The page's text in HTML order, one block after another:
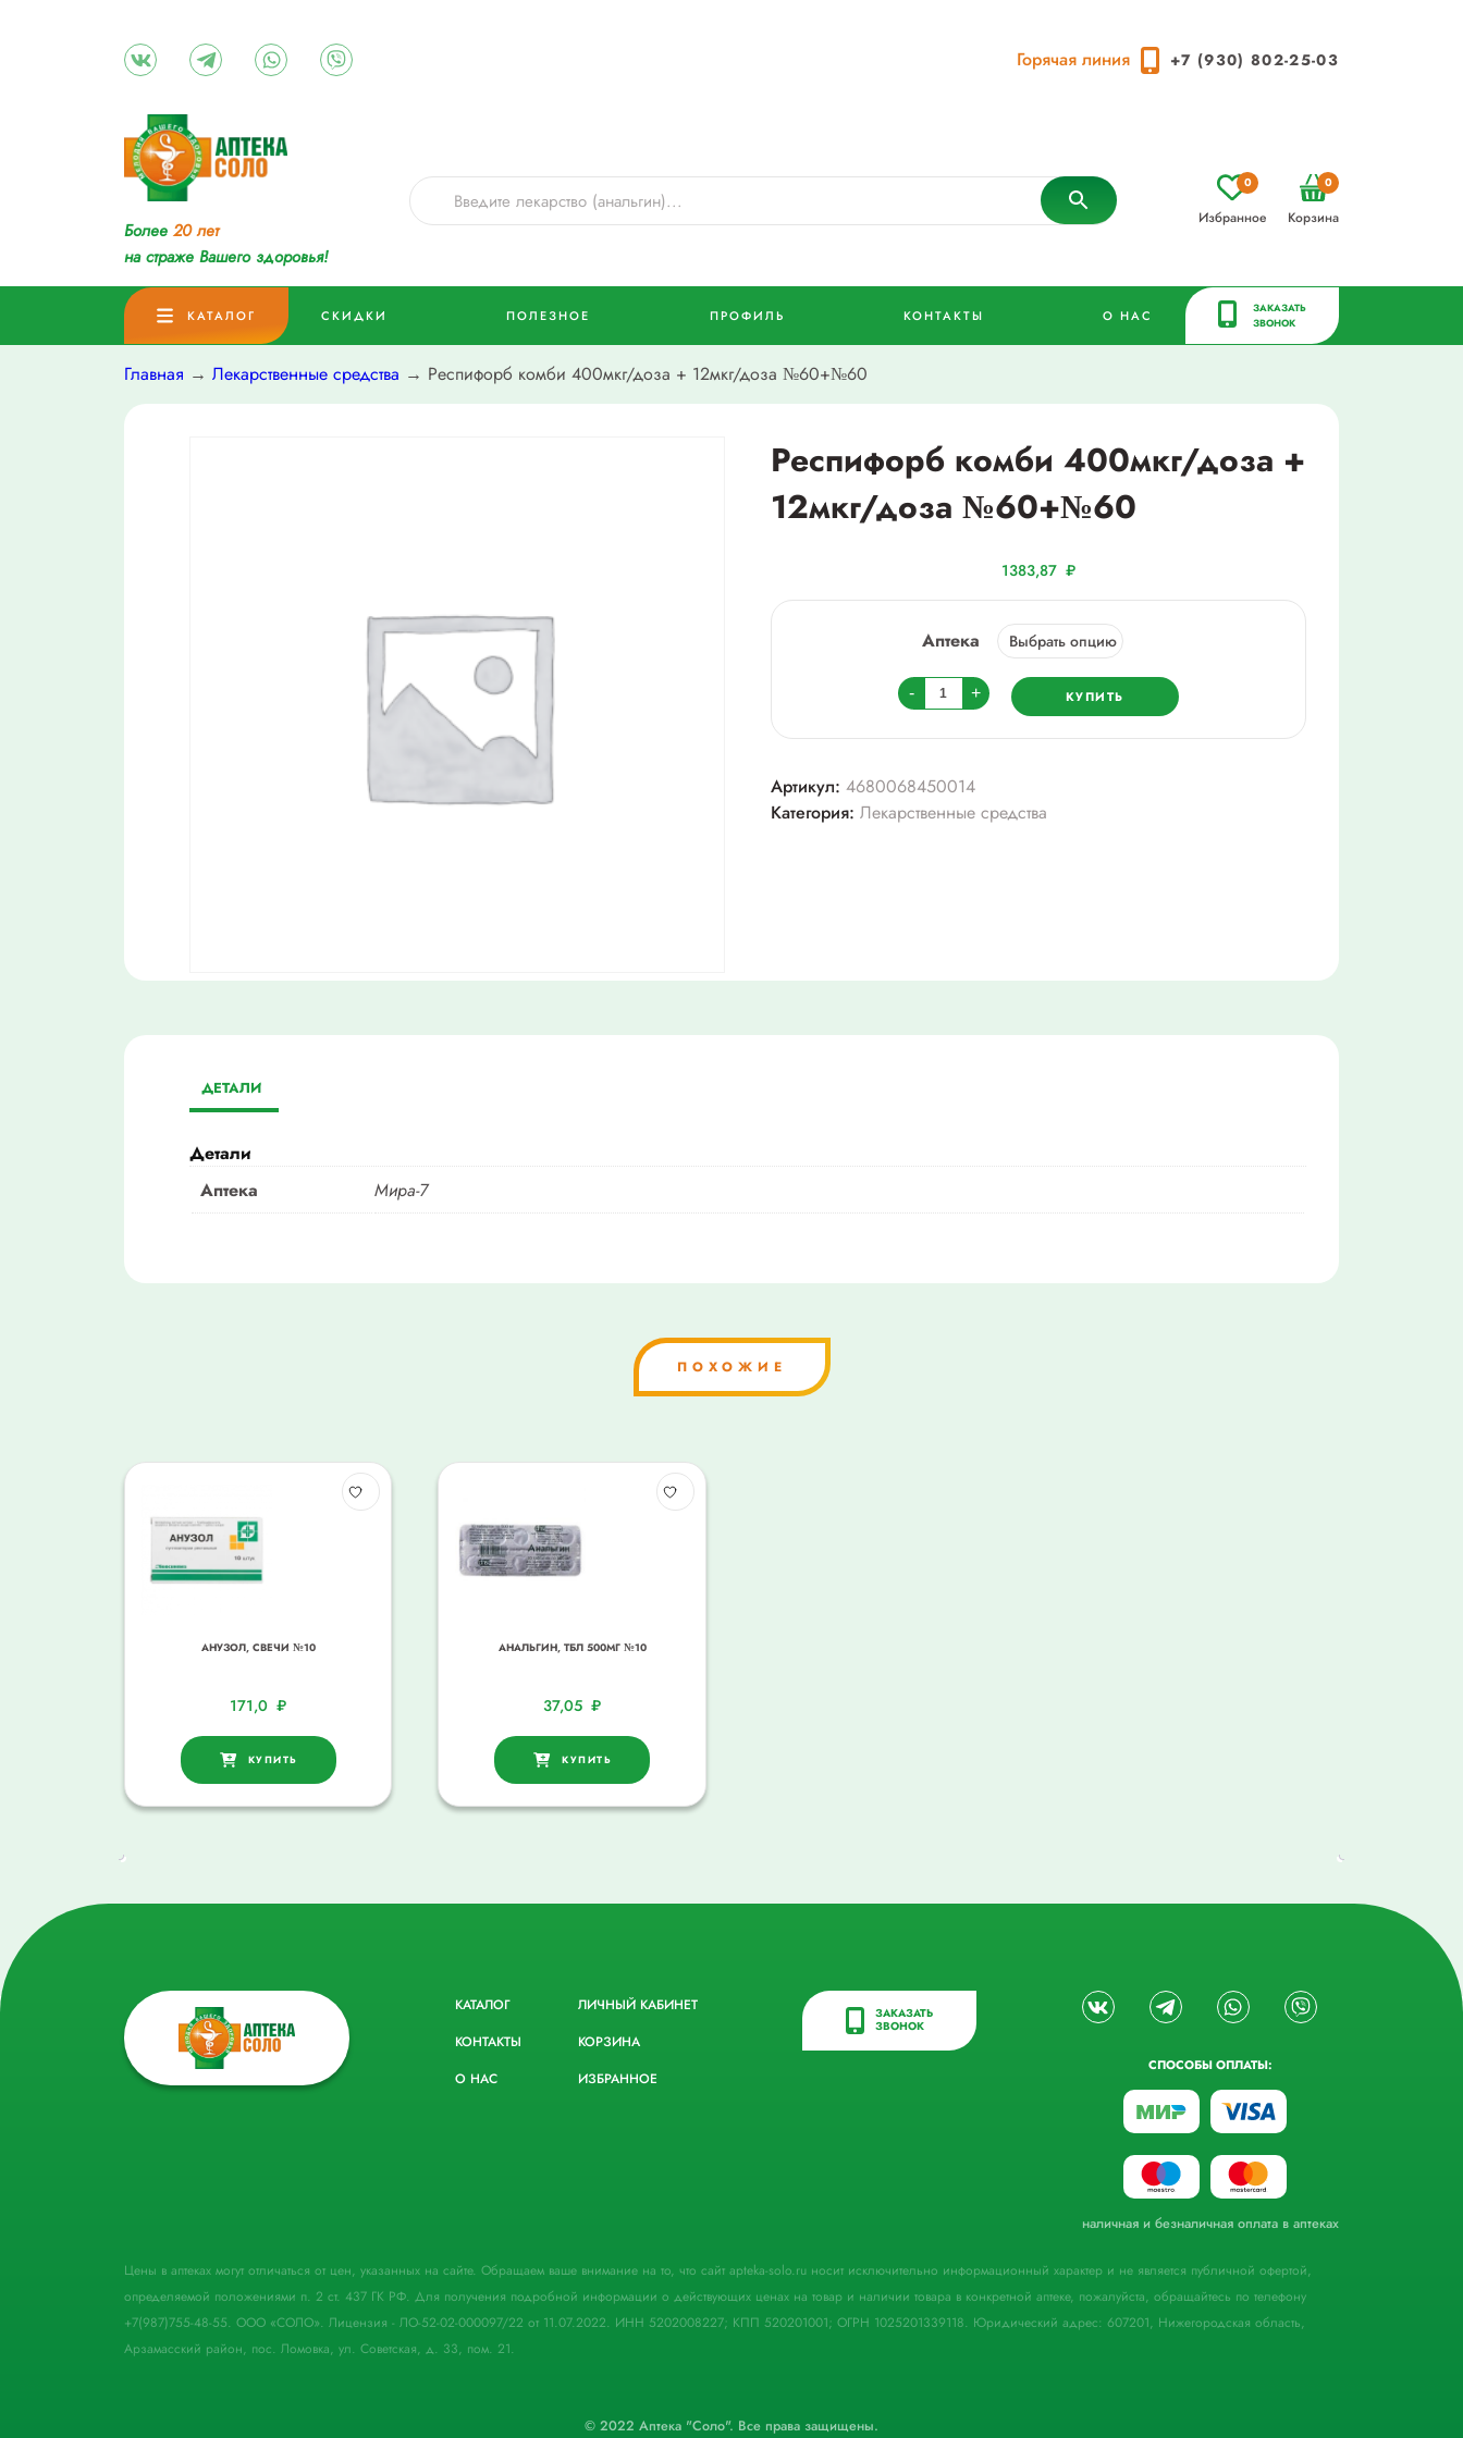
Горячая линия +7 (930) 802-25-03
Более 20 лет
на страже Вашего здоровья!
Избранное
0
Корзина
0
КАТАЛОГ СКИДКИ ПОЛЕЗНОЕ ПРОФИЛЬ КОНТАКТЫ О НАС
ЗАКАЗАТЬ
ЗВОНОК
Главная → Лекарственные средства → Респифорб комби 400мкг/доза + 12мкг/доза №60+№60
Респифорб комби 400мкг/доза +
12мкг/доза №60+№60
1383,87 ₽
Аптека
-
Количество
товара
Респифорб
400мкг/
доза
+ КУПИТЬ
Артикул: 4680068450014
Категория: Лекарственные средства
ДЕТАЛИ
Детали
Аптека
Мира-7
ПОХОЖИЕ
АНУЗОЛ, СВЕЧИ №10
171,0₽
КУПИТЬ
АНАЛЬГИН, ТБЛ 500МГ №10
37,05 ₽
КУПИТЬ
КАТАЛОГ
КОНТАКТЫ
О НАС
ЛИЧНЫЙ КАБИНЕТ
КОРЗИНА
ИЗБРАННОЕ
ЗАКАЗАТЬ
ЗВОНОК
СПОСОБЫ ОПЛАТЫ:
наличная и безналичная оплата в аптеках
Цены в аптеках могут отличаться от цен, указанных на сайте. Обращаем ваше внимание на то, что сайт apteka-solo.ru носит исключительно информационный характер и не является публичной офертой,
определяемой положениями п. 2 ст. 437 ГК РФ. Для получения подробной информации о действующих ценах на товар и наличии товара в конкретной аптеке, пожалуйста, обращайтесь по телефону
+7(987)755-48-55. ООО «СОЛО». Лицензия - ЛО-52-02-000097/22 от 11.07.2022. ИНН 5202008227; КПП 520201001; ОГРН 1025201339118. Юридический адрес: 607201, Нижегородская область,
Арзамасский район, пос. Ломовка, ул. Советская, д. 33, пом. 21.
© 2022 Аптека "Соло". Все права защищены.